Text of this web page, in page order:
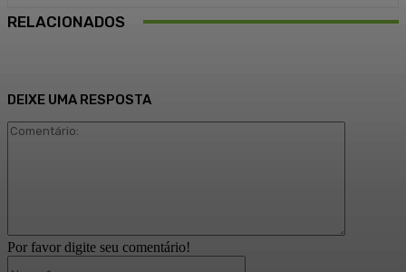
RELACIONADOS
DEIXE UMA RESPOSTA
Por favor digite seu comentário!